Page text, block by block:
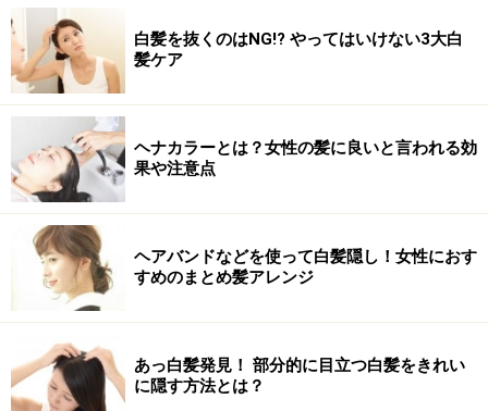
白髪を抜くのはNG!? やってはいけない3大白
髪ケア
ヘナカラーとは？女性の髪に良いと言われる効
果や注意点
ヘアバンドなどを使って白髪隠し！女性におす
すめのまとめ髪アレンジ
あっ白髪発見！ 部分的に目立つ白髪をきれい
に隠す方法とは？